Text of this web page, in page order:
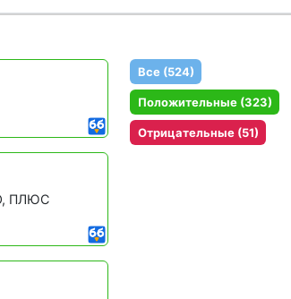
ПЛЮС
Все (524)
Положительные (323)
Отрицательные (51)